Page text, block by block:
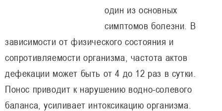
один из основных
симптомов болезни. В
зависимости от физического состояния и
сопротивляемости организма, частота актов
дефекации может быть от 4 до 12 раз в сутки.
Понос приводит к нарушению водно-солевого
баланса, усиливает интоксикацию организма.